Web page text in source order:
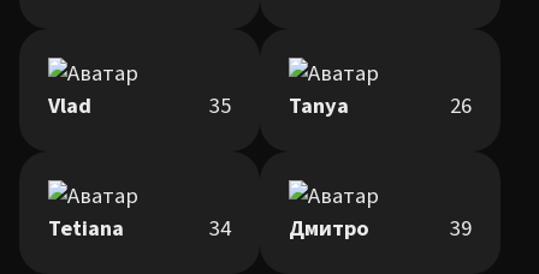
Vlad 35 Tanya 26
Tetiana 34 Дмитро 39